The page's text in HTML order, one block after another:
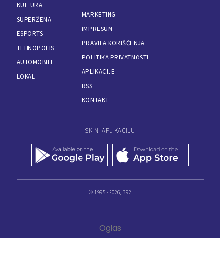
KULTURA
SUPERŽENA
ESPORTS
TEHNOPOLIS
AUTOMOBILI
LOKAL
MARKETING
IMPRESUM
PRAVILA KORIŠĆENJA
POLITIKA PRIVATNOSTI
APLIKACIJE
RSS
KONTAKT
SKINI APLIKACIJU
© 1995 - 2026, B92